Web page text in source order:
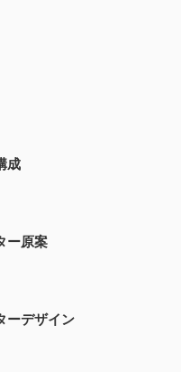
成
ー原案
ーデザイン